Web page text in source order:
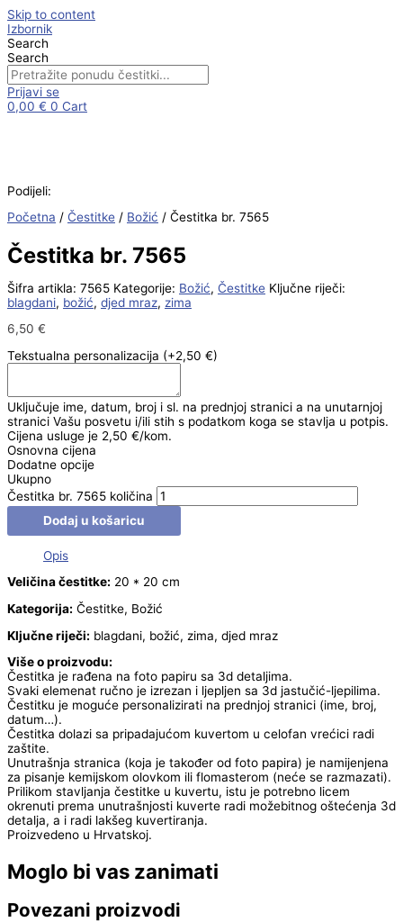
Skip to content
Izbornik
Search
Search
Prijavi se
0,00 € 0 Cart
Podijeli:
Početna / Čestitke / Božić / Čestitka br. 7565
Čestitka br. 7565
Šifra artikla: 7565 Kategorije: Božić, Čestitke Ključne riječi:
blagdani, božić, djed mraz, zima
6,50 €
Tekstualna personalizacija (+2,50 €)
Uključuje ime, datum, broj i sl. na prednjoj stranici a na unutarnjoj
stranici Vašu posvetu i/ili stih s podatkom koga se stavlja u potpis.
Cijena usluge je 2,50 €/kom.
Osnovna cijena
Dodatne opcije
Ukupno
Čestitka br. 7565 količina
Dodaj u košaricu
Opis
Veličina čestitke: 20 * 20 cm
Kategorija: Čestitke, Božić
Ključne riječi: blagdani, božić, zima, djed mraz
Više o proizvodu:
Čestitka je rađena na foto papiru sa 3d detaljima.
Svaki elemenat ručno je izrezan i ljepljen sa 3d jastučić-ljepilima.
Čestitku je moguće personalizirati na prednjoj stranici (ime, broj,
datum…).
Čestitka dolazi sa pripadajućom kuvertom u celofan vrećici radi
zaštite.
Unutrašnja stranica (koja je također od foto papira) je namijenjena
za pisanje kemijskom olovkom ili flomasterom (neće se razmazati).
Prilikom stavljanja čestitke u kuvertu, istu je potrebno licem
okrenuti prema unutrašnjosti kuverte radi možebitnog oštećenja 3d
detalja, a i radi lakšeg kuvertiranja.
Proizvedeno u Hrvatskoj.
Moglo bi vas zanimati
Povezani proizvodi